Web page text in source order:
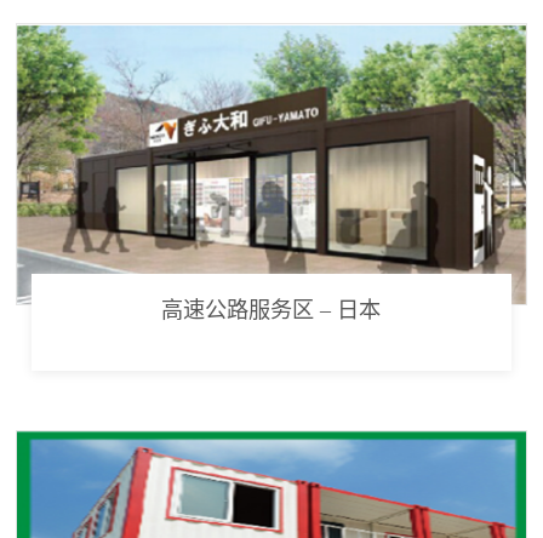
高速公路服务区 – 日本